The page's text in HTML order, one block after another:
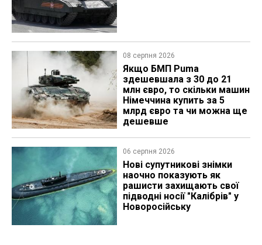
08 серпня 2026
Якщо БМП Puma
здешевшала з 30 до 21
млн євро, то скільки машин
Німеччина купить за 5
млрд євро та чи можна ще
дешевше
06 серпня 2026
Нові супутникові знімки
наочно показують як
рашисти захищають свої
підводні носії "Калібрів" у
Новоросійську